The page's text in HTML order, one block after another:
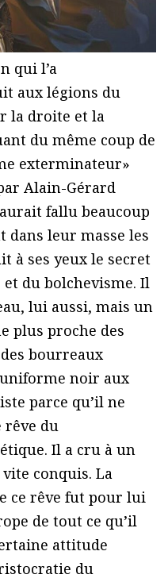
qui l’a
aux légions du
la droite et la
du même coup de
exterminateur»
Alain-Gérard
fallu beaucoup
dans leur masse les
à ses yeux le secret
et du bolchevisme. Il
lui aussi, mais un
plus proche des
bourreaux
noir aux
parce qu’il ne
rêve du
Il a cru à un
conquis. La
ce rêve fut pour lui
de tout ce qu’il
attitude
du